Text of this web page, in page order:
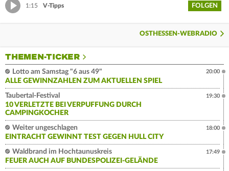
1:15 V-Tipps FOLGEN
OSTHESSEN-WEBRADIO
THEMEN-TICKER
Lotto am Samstag "6 aus 49"
ALLE GEWINNZAHLEN ZUM AKTUELLEN SPIEL
20:00
Taubertal-Festival
10 VERLETZTE BEI VERPUFFUNG DURCH
CAMPINGKOCHER
19:30
Weiter ungeschlagen
EINTRACHT GEWINNT TEST GEGEN HULL CITY
18:00
Waldbrand im Hochtaunuskreis
FEUER AUCH AUF BUNDESPOLIZEI-GELÄNDE
17:49